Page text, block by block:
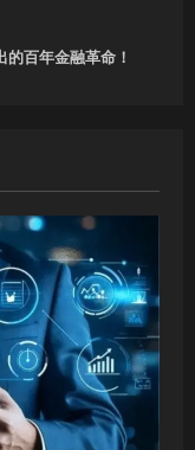
百年金融革命！